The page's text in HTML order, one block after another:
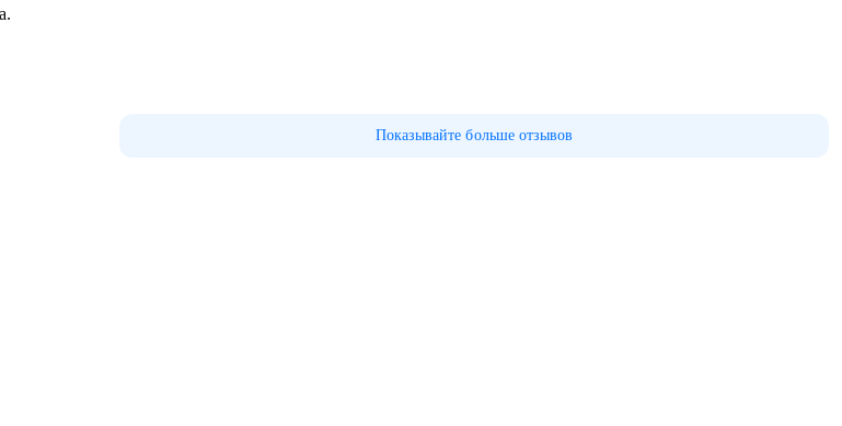
Показывайте больше отзывов